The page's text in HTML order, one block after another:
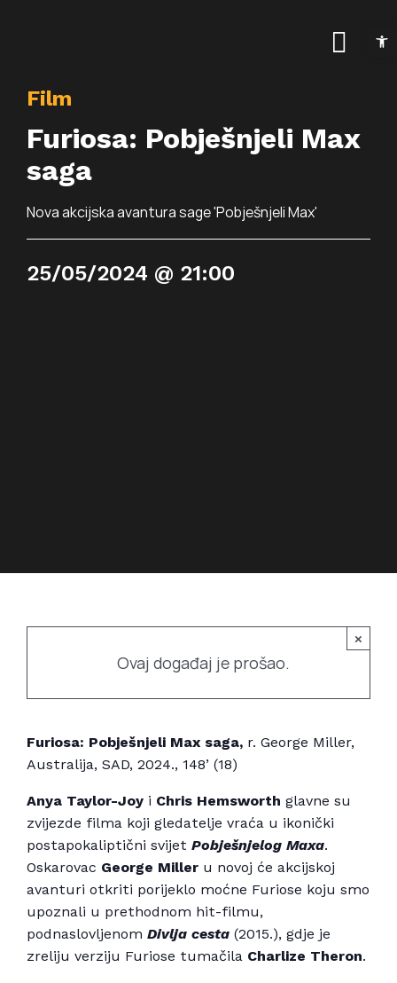
Kalendar događanja
Info
Traži...
Film
Furiosa: Pobješnjeli Max
saga
Nova akcijska avantura sage 'Pobješnjeli Max'
25/05/2024 @ 21:00
×
Ovaj događaj je prošao.
Furiosa: Pobješnjeli Max saga, r. George Miller,
Australija, SAD, 2024., 148’ (18)
Anya Taylor-Joy i Chris Hemsworth glavne su
zvijezde filma koji gledatelje vraća u ikonički
postapokaliptični svijet Pobješnjelog Maxa.
Oskarovac George Miller u novoj će akcijskoj
avanturi otkriti porijeklo moćne Furiose koju smo
upoznali u prethodnom hit-filmu,
podnaslovljenom Divlja cesta (2015.), gdje je
zreliju verziju Furiose tumačila Charlize Theron.
Open